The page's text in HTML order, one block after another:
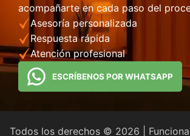
acompañarte en cada paso del
Asesoría personalizada
Respuesta rápida
Atención profesional
ESCRÍBENOS POR WHATSAPP
Todos los derechos © 2026 |